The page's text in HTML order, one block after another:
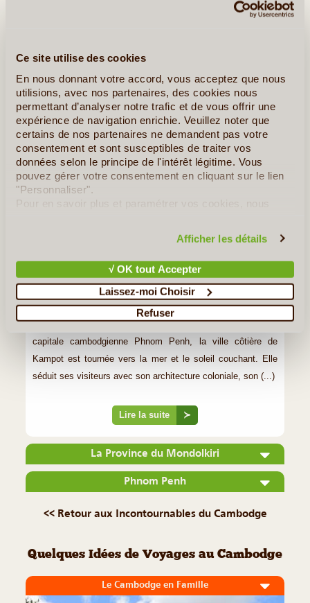
Ce site utilise des cookies
En nous donnant votre accord, vous acceptez que nous
utilisions, avec nos partenaires, des cookies nous
permettant d’analyser notre trafic et de vous offrir une
expérience de navigation enrichie. Veuillez noter que
certains de nos partenaires ne demandent pas votre
consentement et sont susceptibles de traiter vos
données selon le principe de l'intérêt légitime. Vous
pouvez gérer votre consentement en cliquant sur le lien
"Personnaliser".
Pour en savoir plus et paramétrer vos cookies, nous
Afficher les détails
√ OK tout Accepter
Laissez-moi Choisir
Refuser
par la récolte du latex. Surnommé l'or blanc du Cambodge,
siècle.
Ailleurs au Cambodge
Kampot
©
Située à quelques dizaines de kilomètres au sud-ouest de la
capitale cambodgienne Phnom Penh, la ville côtière de
Kampot est tournée vers la mer et le soleil couchant. Elle
séduit ses visiteurs avec son architecture coloniale, son (...)
Lire la suite ≻
La Province du Mondolkiri
Phnom Penh
<< Retour aux Incontournables du Cambodge
Quelques Idées de Voyages au Cambodge
Le Cambodge en Famille